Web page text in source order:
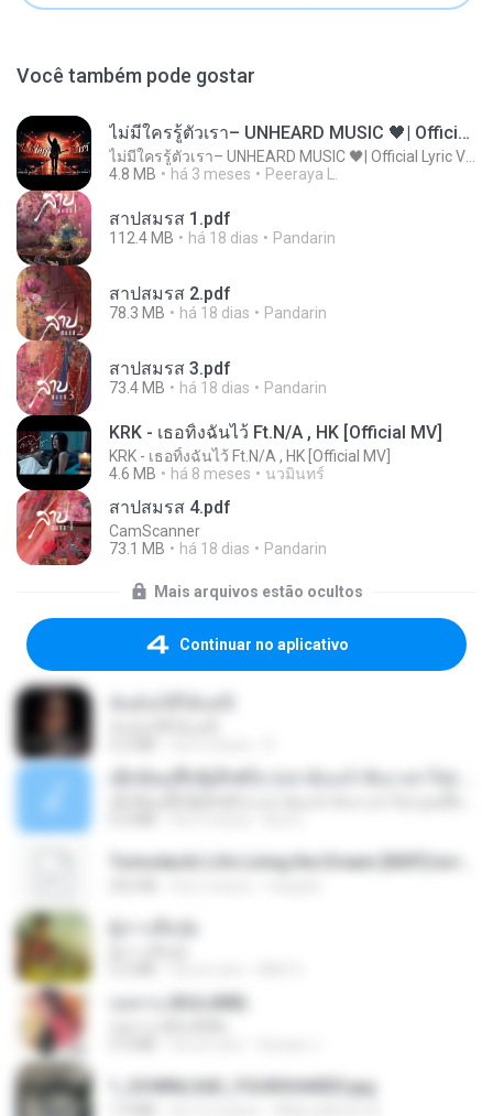
Você também pode gostar
ไม่มีใครรู้ตัวเรา– UNHEARD MUSIC 🖤| Official Lyric Video | เพลงสู้ชีวิต
4.8 MB
há 3 meses Peeraya L.
สาปสมรส 1.pdf
112.4 MB há 18 dias Pandarin
สาปสมรส 2.pdf
78.3 MB há 18 dias Pandarin
สาปสมรส 3.pdf
73.4 MB há 18 dias Pandarin
KRK - เธอทิ้งฉันไว้ Ft.N/A , HK [Official MV]
KRK - เธอทิ้งฉันไว้ Ft.N/A , HK [Official MV]
4.6 MB
há 8 meses นวมินทร์
สาปสมรส 4.pdf
CamScanner
73.1 MB
há 18 dias Pandarin
Mais arquivos estão ocultos
Continuar no aplicativo
กุหลาบ (KULARB)
1_DOWNLOAD_FOURSHARED.jpg